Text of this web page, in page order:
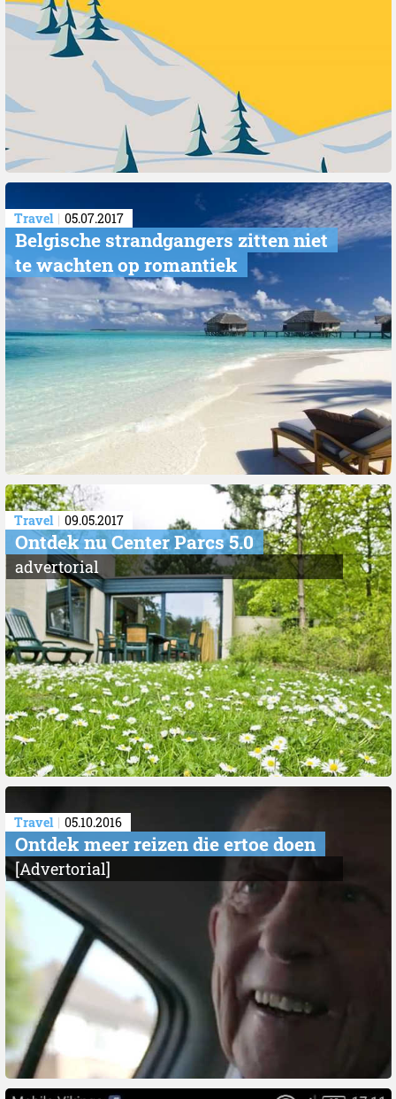
Travel 05.07.2017
Belgische strandgangers zitten niet
te wachten op romantiek
Travel 09.05.2017
Ontdek nu Center Parcs 5.0
advertorial
Travel 05.10.2016
Ontdek meer reizen die ertoe doen
[Advertorial]